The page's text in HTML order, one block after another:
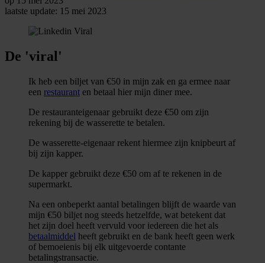
laatste update: 15 mei 2023
De 'viral'
Ik heb een biljet van €50 in mijn zak en ga ermee naar
een restaurant en betaal hier mijn diner mee.
De restauranteigenaar gebruikt deze €50 om zijn
rekening bij de wasserette te betalen.
De wasserette-eigenaar rekent hiermee zijn knipbeurt af
bij zijn kapper.
De kapper gebruikt deze €50 om af te rekenen in de
supermarkt.
Na een onbeperkt aantal betalingen blijft de waarde van
mijn €50 biljet nog steeds hetzelfde, wat betekent dat
het zijn doel heeft vervuld voor iedereen die het als
betaalmiddel heeft gebruikt en de bank heeft geen werk
of bemoeienis bij elk uitgevoerde contante
betalingstransactie.